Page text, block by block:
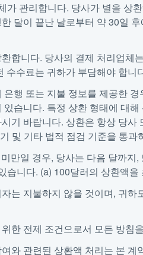
가 관리합니다. 당사가 별을 상
달이 끝난 날로부터 약 30일
합니다. 당사의 결제 처리업체
수수료는 귀하가 부담해야 합니
행 또는 지불 정보를 제공한
있습니다. 특정 상환 형태에 대
기 바랍니다. 상환은 항상 당
및 기타 법적 점검 기준을 통과
만일 경우, 당사는 다음 달까지
습니다. (a) 100달러의 상환액
는 지불하지 않을 것이며, 귀
한 전제 조건으로서 모든 방침
와 관련된 상환액 처리는 본 계